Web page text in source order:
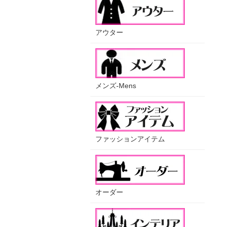
アウター
メンズ-Mens
ファッションアイテム
オーダー